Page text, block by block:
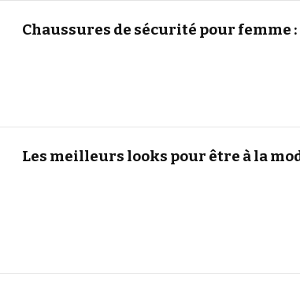
Chaussures de sécurité pour femme
Les meilleurs looks pour être à la